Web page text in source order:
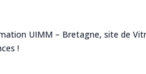
UIMM – Bretagne, site de
!